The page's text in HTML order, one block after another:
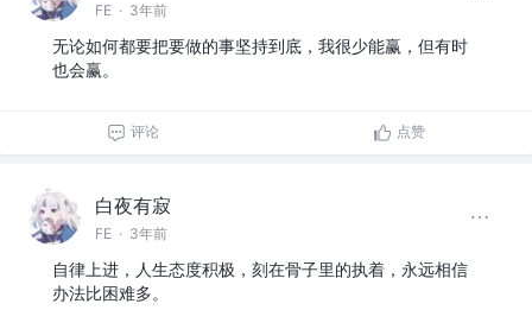
FE · 3年前
无论如何都要把要做的事坚持到底，我很少能赢，但有时
也会赢。
评论 点赞
白夜有寂
FE · 3年前
自律上进，人生态度积极，刻在骨子里的执着，永远相信
办法比困难多。